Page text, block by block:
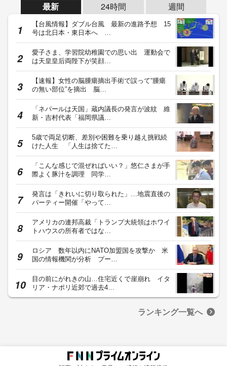
最新 24時間 週間
【台風情報】ダブル台風 最新の進路予想 15
号は北日本・東日本へ …
愛子さま、学習院幼稚園での思い出 運動会で
は天皇皇后両陛下が笑顔…
【速報】女性の脳腫瘍摘出手術で誤って“腫瘍
の無い部位”を摘出 脳…
「ネパールは天国」蔵内議長の発言が波紋 維
新・吉村代表「福岡県議…
5歳で両足切断、差別や困難を乗り越え挑戦続
けた人生 「人生は捨てた…
「こんな感じで混ぜればいい？」悠仁さまが手
際よく豚汁を調理 同学…
発言は「きれいに切り取られた」…地震直後の
パーティー開催「やって…
アメリカの連邦高裁「トランプ大統領はホワイ
トハウスの所有者ではな…
ロシア 数年以内にNATO加盟国を攻撃か 米
国の情報機関が分析 プー…
目の前にがれきの山…住宅近くで崖崩れ イタ
リア・ナポリ近郊で過去4…
ランキング一覧へ